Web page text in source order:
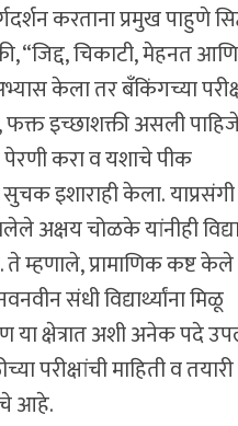
करताना प्रमुख पाहुणे
“जिद्द, चिकाटी, मेहनत आणि
केला तर बँकिंगच्या
फक्त इच्छाशक्ती असली
पेरणी करा व यशाचे पीक
इशाराही केला.
अक्षय चोळके यांनीही
ते म्हणाले, प्रामाणिक कष्ट
संधी विद्यार्थ्यांना मिळू
या क्षेत्रात अशी अनेक पदे
परीक्षांची माहिती व
आहे.